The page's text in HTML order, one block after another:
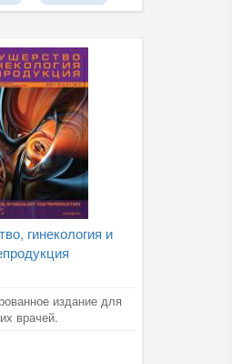
гинекология и
издание для
врачей.